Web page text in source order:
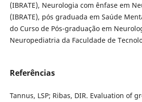
(IBRATE), Neurologia com ênfase em
(IBRATE), pós graduada em Saúde
do Curso de Pós-graduação em
Neuropediatria da Faculdade de
Referências
Tannus, LSP; Ribas, DIR. Evaluation of